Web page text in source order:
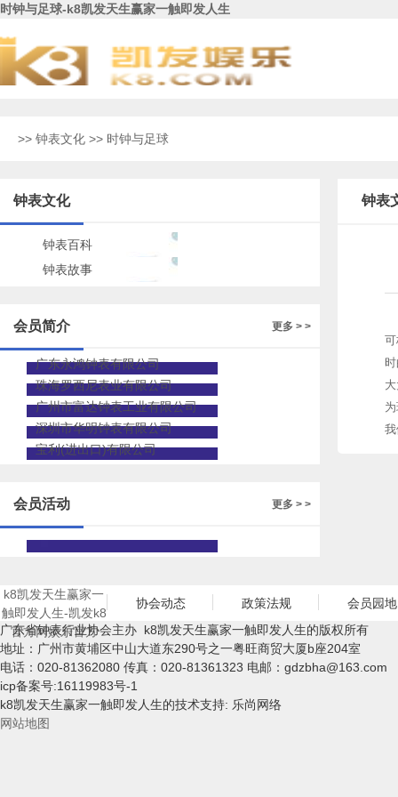
时钟与足球-k8凯发天生赢家一触即发人生
>> 钟表文化 >> 时钟与足球
钟表文化
钟表百科
钟表故事
更多 > >
会员简介
广东永鸿钟表有限公司
珠海罗西尼表业有限公司
广州市富达钟表工业有限公司
深圳市华明钟表有限公司
宝利(进出口)有限公司
更多 > >
会员活动
钟表
k8凯发天生赢家一
触即发人生-凯发k8
官方网娱乐官方
协会动态 政策法规
会员园地
广东省钟表行业协会主办 k8凯发天生赢家一触即发人生的版权所有
地址：广州市黄埔区中山大道东290号之一粤旺商贸大厦b座204室
电话：020-81362080 传真：020-81361323 电邮： gdzbha@163.com
icp备案号:16119983号-1
k8凯发天生赢家一触即发人生的技术支持: 乐尚网络
网站地图